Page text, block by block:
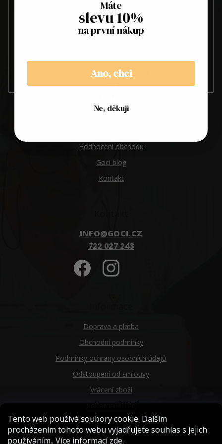
Tento web používá soubory cookie. Dalším
procházením tohoto webu vyjadřujete souhlas s jejich
používáním.. Více informacízde.
Vložením e-mailu souhlasíte spodmínkami ochrany osobních
PŘIHLÁSIT
SE
Kde nás najdete
Hodnocení obchodu
Goci blog
Kontakt
INFO@GOCI.CZ
722 027 243
Doprava a platba
Obchodní podmínky
Podmínky ochrany osobních údajů
Odstoupení od smlouvy
Vrácení zboží
Reklamační řád
Náš příběh
Máte
slevu 10%
na první nákup
Ano, chci
Ne, děkuji